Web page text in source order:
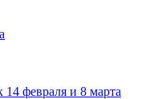
февраля и 8 марта